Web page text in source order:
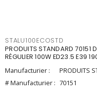
STALU100ECOSTD
PRODUITS STANDARD 70151
RÉGULIER 100W ED23.5 E39
Manufacturier :
PRODUITS
# Manufacturier : 70151